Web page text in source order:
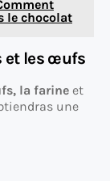
le chocolat
et les œufs
la farine et
une